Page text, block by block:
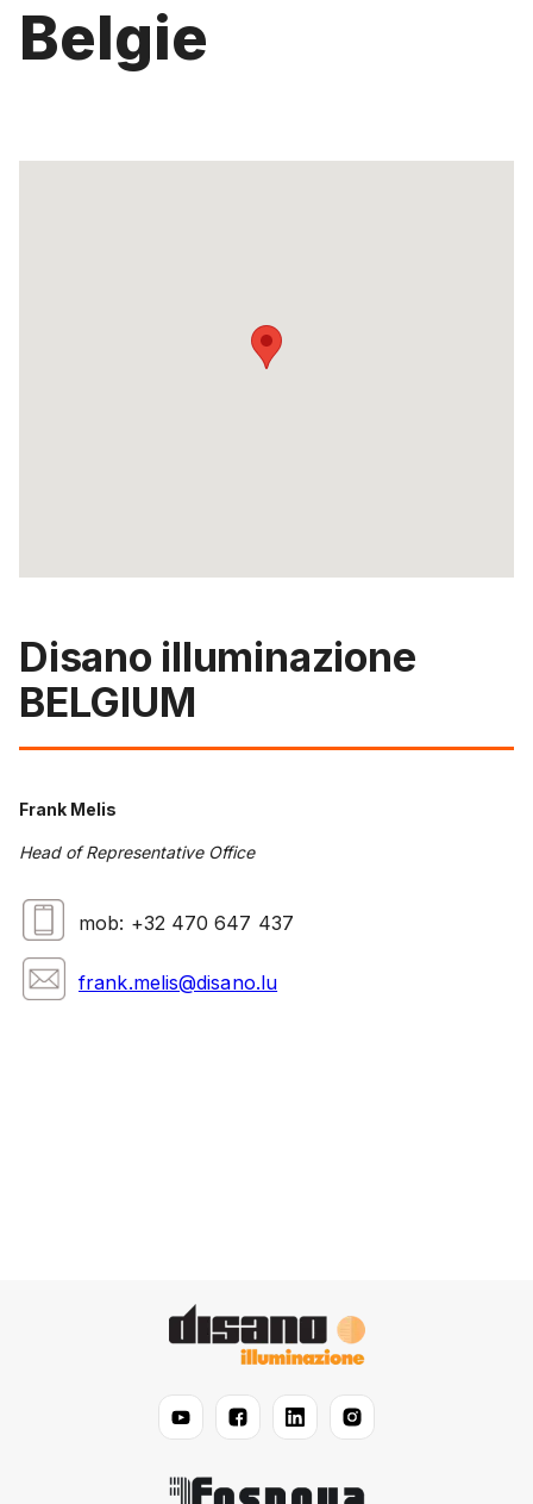
Belgie
Disano illuminazione
BELGIUM
Frank Melis
Head of Representative Office
mob: +32 470 647 437
frank.melis@disano.lu